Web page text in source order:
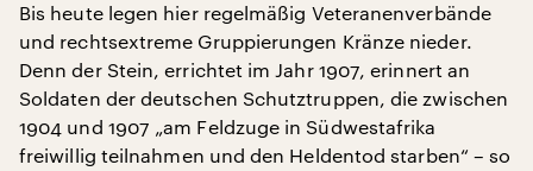
Bis heute legen hier regelmäßig Veteranenverbände
und rechtsextreme Gruppierungen Kränze nieder.
Denn der Stein, errichtet im Jahr 1907, erinnert an
Soldaten der deutschen Schutztruppen, die zwischen
1904 und 1907 „am Feldzuge in Südwestafrika
freiwillig teilnahmen und den Heldentod starben“ – so